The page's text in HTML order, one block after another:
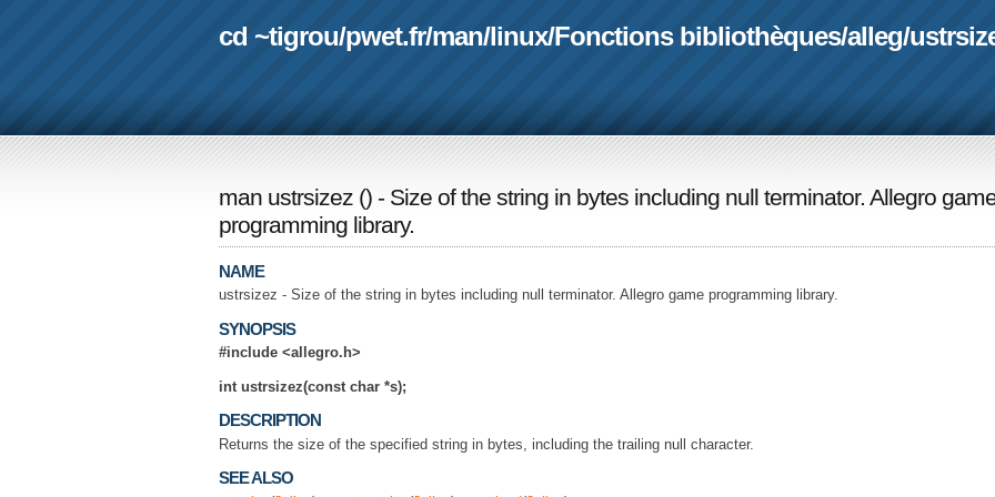
cd ~tigrou/pwet.fr/man/linux/Fonctions bibliothèques/alleg/
man ustrsizez () - Size of the string in bytes including null terminator. Allegro
programming library.
NAME
ustrsizez - Size of the string in bytes including null terminator. Allegro game programming library.
SYNOPSIS
#include <allegro.h>
int ustrsizez(const char *s);
DESCRIPTION
Returns the size of the specified string in bytes, including the trailing null character.
SEE ALSO